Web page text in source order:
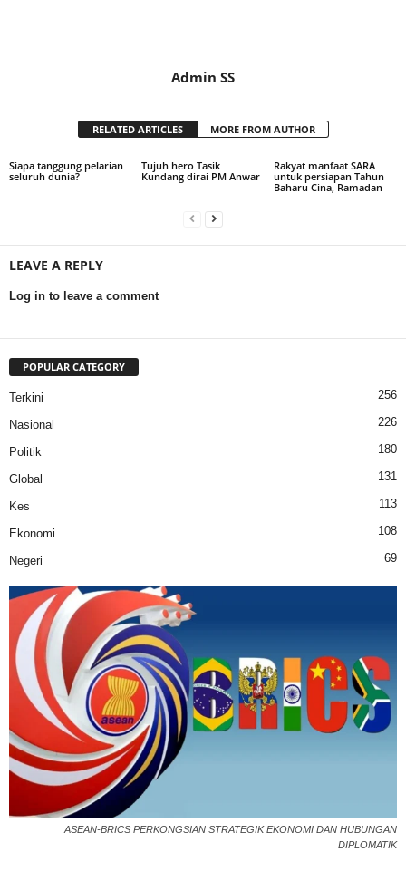
Admin SS
RELATED ARTICLES MORE FROM AUTHOR
Siapa tanggung pelarian
seluruh dunia?
Tujuh hero Tasik
Kundang dirai PM Anwar
Rakyat manfaat SARA
untuk persiapan Tahun
Baharu Cina, Ramadan
LEAVE A REPLY
Log in to leave a comment
POPULAR CATEGORY
Terkini 256
Nasional 226
Politik 180
Global 131
Kes 113
Ekonomi 108
Negeri 69
ASEAN-BRICS PERKONGSIAN STRATEGIK EKONOMI DAN HUBUNGAN
DIPLOMATIK